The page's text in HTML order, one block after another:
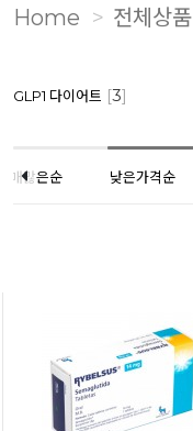
Home 전체상품
GLP1 다이어트 [3]
매많은순 낮은가격순